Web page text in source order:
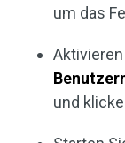
um das
Aktivieren
und